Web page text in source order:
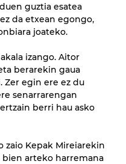
guztia esatea
da etxean egongo,
joateko.
izango. Aitor
berarekin gaua
Zer egin ere ez du
senarrarengan
berri hau asko
zaio Kepak Mireiarekin
bien arteko harremana